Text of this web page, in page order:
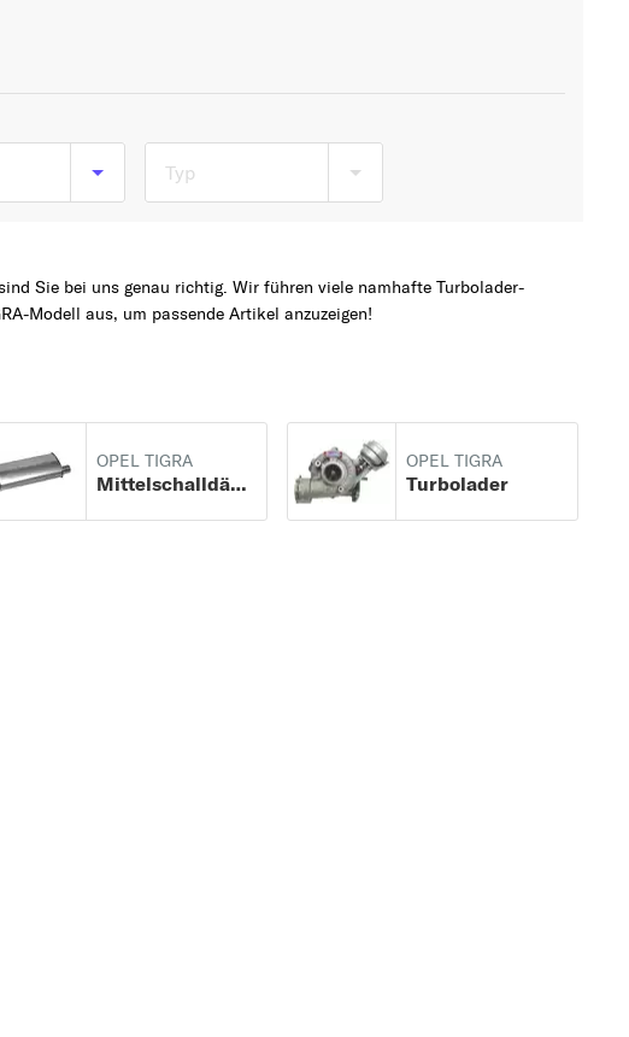
Typ
Sie bei uns genau richtig. Wir führen viele namhafte Turbolader-
Modell aus, um passende Artikel anzuzeigen!
OPEL TIGRA
Mittelschalldämpfer
OPEL TIGRA
Turbolader